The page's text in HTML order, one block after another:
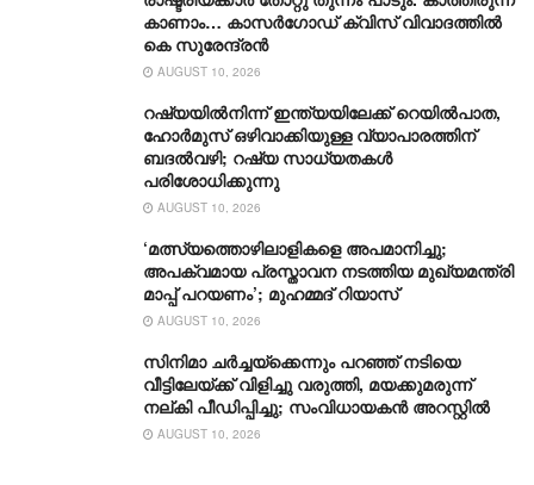
കാണാം… കാസർഗോഡ് ക്വിസ് വിവാദത്തിൽ
കെ സുരേന്ദ്രൻ
AUGUST 10, 2026
റഷ്യയിൽനിന്ന് ഇന്ത്യയിലേക്ക് റെയിൽപാത,
ഹോർമുസ് ഒഴിവാക്കിയുള്ള വ്യാപാരത്തിന്
ബദൽവഴി; റഷ്യ സാധ്യതകൾ
പരിശോധിക്കുന്നു
AUGUST 10, 2026
‘മത്സ്യത്തൊഴിലാളികളെ അപമാനിച്ചു;
അപക്വമായ പ്രസ്താവന നടത്തിയ മുഖ്യമന്ത്രി
മാപ്പ് പറയണം’; മുഹമ്മദ് റിയാസ്
AUGUST 10, 2026
സിനിമാ ചർച്ചയ്ക്കെന്നും പറഞ്ഞ് നടിയെ
വീട്ടിലേയ്ക്ക് വിളിച്ചു വരുത്തി, മയക്കുമരുന്ന്
നല്കി പീഡിപ്പിച്ചു; സംവിധായകൻ അറസ്റ്റിൽ
AUGUST 10, 2026